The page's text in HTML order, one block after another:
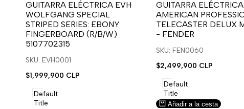
para
usar
la
lista
de
deseos.
para
usar
Compare
GUITARRA ELÉCTRICA EVH
WOLFGANG SPECIAL
STRIPED SERIES: EBONY
FINGERBOARD (R/B/W)
5107702315
SKU: EVH0001
Precio
venta
$1,999,900 CLP
Default
Title
para
usar
la
lista
de
para
usar
Compare
GUITARRA ELÉCTRICA
AMERICAN
TELECASTER DELUX
- FENDER
SKU: FEN0060
Precio
venta
$2,499,900 CLP
Default
Title
Añadir a la cesta